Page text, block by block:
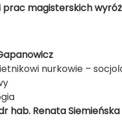
magisterskich
nurkowie –
hab. Renata